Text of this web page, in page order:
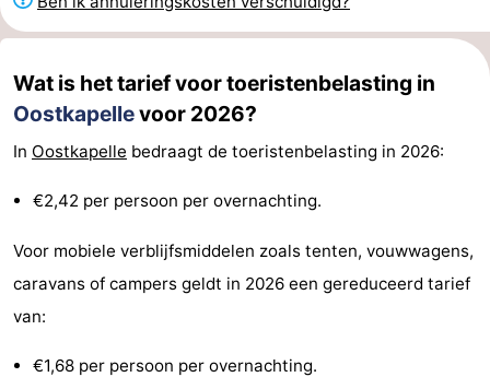
Geere
Zandput
Dennenbos
-
den
Haak
In
De
Bongerd
-
Westhove
Last
minutes
Strand
Zien
&
doen
Bezienswaardigheden
-
Wat is het tarief voor toeristenbelasting in
Oostkapellevoor 2026?
In Oostkapelle bedraagt de toeristenbelasting in 2026:
€2,42 per persoon per overnachting.
Voor mobiele verblijfsmiddelen zoals tenten, vouwwagens,
caravans of campers geldt in 2026 een gereduceerd tarief
van:
€1,68 per persoon per overnachting.